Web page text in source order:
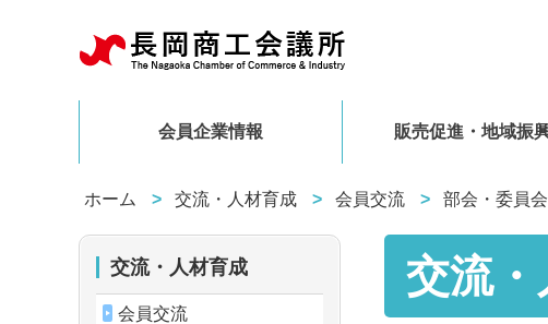
会員企業情報 販売促進・地域振
ホーム 交流・人材育成 会員交流 部会・委員会
交流
交流・人材育成
会員交流